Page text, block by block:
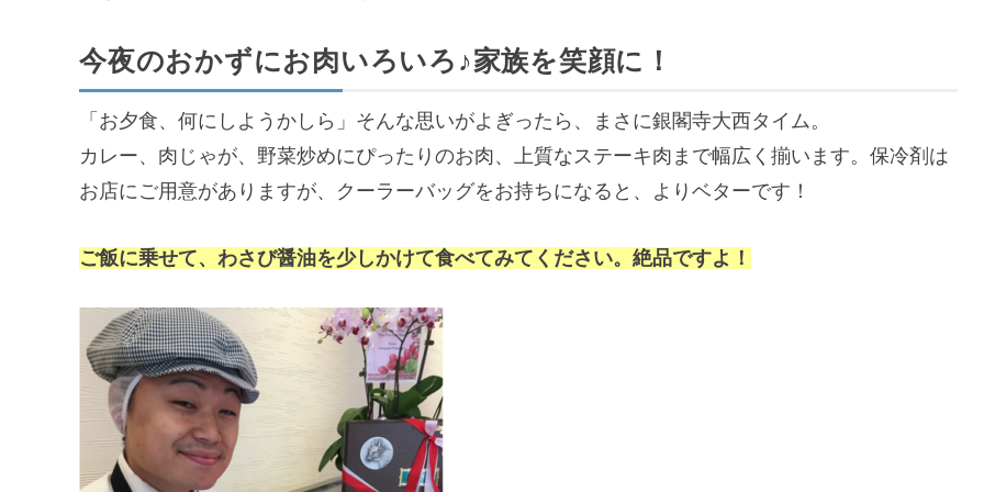
今夜のおかずにお肉いろいろ♪家族を笑顔に！
「お夕食、何にしようかしら」そんな思いがよぎったら、まさに銀閣寺大西タイム。
カレー、肉じゃが、野菜炒めにぴったりのお肉、上質なステーキ肉まで幅広く揃います。保冷剤は
お店にご用意がありますが、クーラーバッグをお持ちになると、よりベターです！
ご飯に乗せて、わさび醤油を少しかけて食べてみてください。絶品ですよ！